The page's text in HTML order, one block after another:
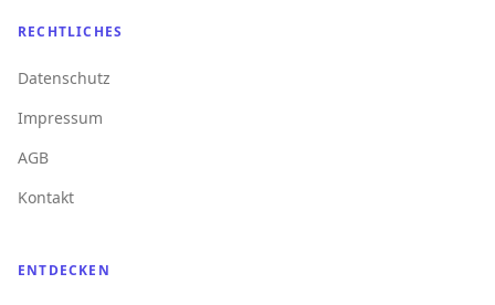
RECHTLICHES
Datenschutz
Impressum
AGB
Kontakt
ENTDECKEN